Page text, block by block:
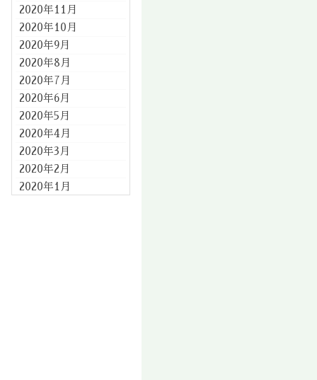
2020年11月
2020年10月
2020年9月
2020年8月
2020年7月
2020年6月
2020年5月
2020年4月
2020年3月
2020年2月
2020年1月